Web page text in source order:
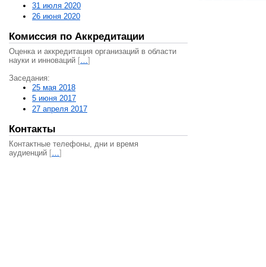
31 июля 2020
26 июня 2020
Комиссия по Аккредитации
Оценка и аккредитация организаций в области
науки и инноваций […]
Заседания:
25 мая 2018
5 июня 2017
27 апреля 2017
Контакты
Контактные телефоны, дни и время
аудиенций […]